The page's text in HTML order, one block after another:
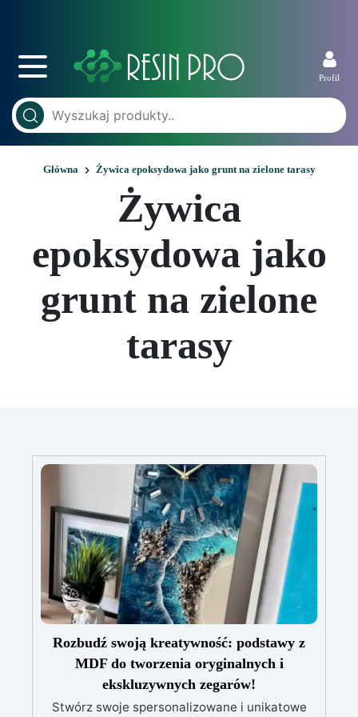
Profil
Główna Żywica epoksydowa jako grunt na zielone tarasy
Żywica
epoksydowa jako
grunt na zielone
tarasy
Rozbudź swoją kreatywność: podstawy z
MDF do tworzenia oryginalnych i
ekskluzywnych zegarów!
Stwórz swoje spersonalizowane i unikatowe